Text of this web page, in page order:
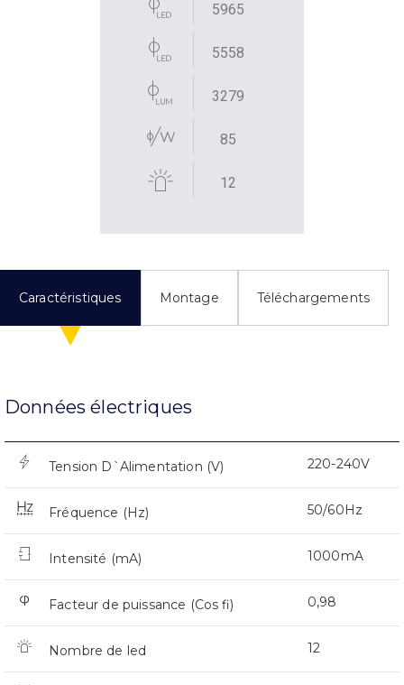
5965
5558
3279
85
12
Caractéristiques Montage Téléchargements
Données électriques
Tension D`Alimentation (V) 220-240V
Fréquence (Hz) 50/60Hz
Intensité (mA) 1000mA
Facteur de puissance (Cos fi) 0,98
Nombre de led 12